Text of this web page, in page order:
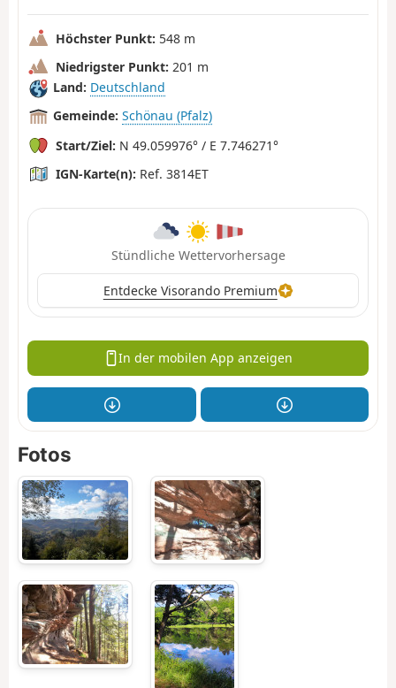
Höchster Punkt: 548 m
Niedrigster Punkt: 201 m
Land: Deutschland
Gemeinde: Schönau (Pfalz)
Start/Ziel: N 49.059976° / E 7.746271°
IGN-Karte(n): Ref. 3814ET
Stündliche Wettervorhersage
Entdecke Visorando Premium
In der mobilen App anzeigen
Fotos